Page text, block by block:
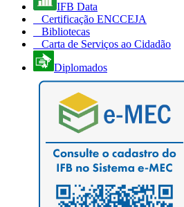
IFB Data
Certificação ENCCEJA
Bibliotecas
Carta de Serviços ao Cidadão
Diplomados